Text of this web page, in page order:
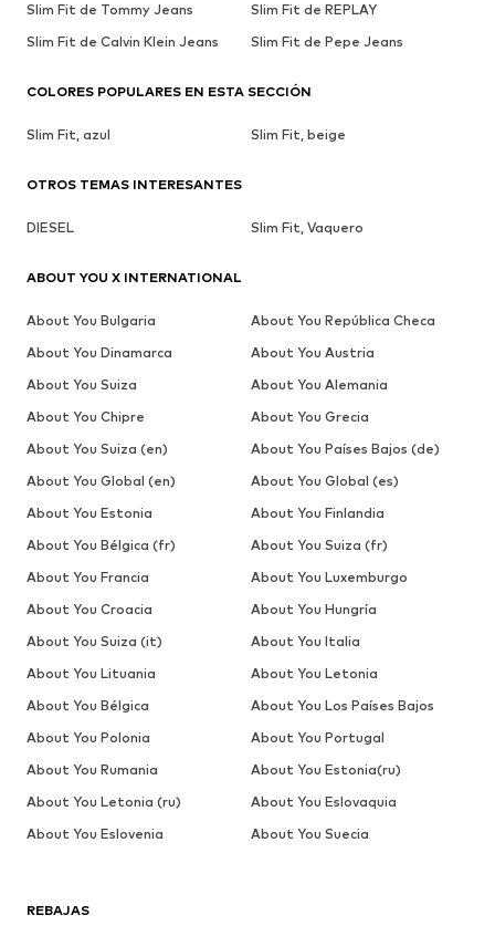
REBAJAS
Slim Fit de Tommy Jeans
Slim Fit de REPLAY
Slim Fit de Calvin Klein Jeans
Slim Fit de Pepe Jeans
COLORES POPULARES EN ESTA SECCIÓN
Slim Fit, azul Slim Fit, beige
OTROS TEMAS INTERESANTES
DIESEL Slim Fit, Vaquero
ABOUT YOU X INTERNATIONAL
About You Bulgaria
About You República Checa
About You Dinamarca
About You Austria
About You Suiza
About You Alemania
About You Chipre
About You Grecia
About You Suiza (en)
About You Países Bajos (de)
About You Global (en)
About You Global (es)
About You Estonia
About You Finlandia
About You Bélgica (fr)
About You Suiza (fr)
About You Francia
About You Luxemburgo
About You Croacia
About You Hungría
About You Suiza (it)
About You Italia
About You Lituania
About You Letonia
About You Bélgica
About You Los Países Bajos
About You Polonia
About You Portugal
About You Rumania
About You Estonia(ru)
About You Letonia (ru)
About You Eslovaquia
About You Eslovenia
About You Suecia